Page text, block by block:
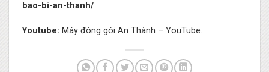
bao-bi-an-thanh/
Youtube: Máy đóng gói An Thành – YouTube.